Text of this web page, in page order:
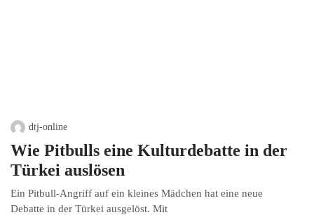
dtj-online
Wie Pitbulls eine Kulturdebatte in der
Türkei auslösen
Ein Pitbull-Angriff auf ein kleines Mädchen hat eine neue
Debatte in der Türkei ausgelöst. Mit